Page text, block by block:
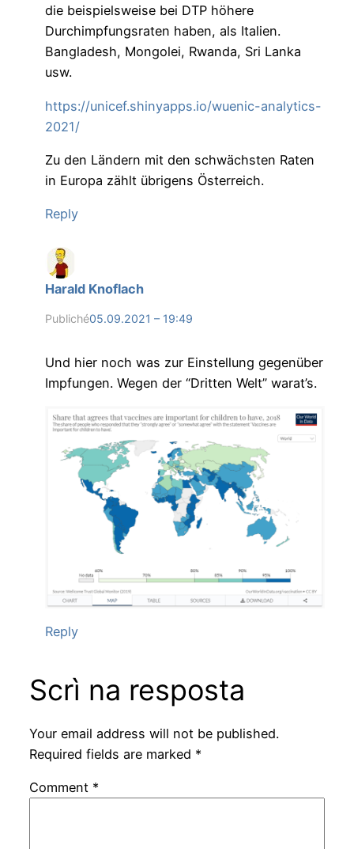
die beispielsweise bei DTP höhere
Durchimpfungsraten haben, als Italien.
Bangladesh, Mongolei, Rwanda, Sri Lanka
usw.
https://unicef.shinyapps.io/wuenic-analytics-
2021/
Zu den Ländern mit den schwächsten Raten
in Europa zählt übrigens Österreich.
Reply
Harald Knoflach
Publiché05.09.2021 – 19:49
Und hier noch was zur Einstellung gegenüber
Impfungen. Wegen der “Dritten Welt” warat’s.
Reply
Scrì na resposta
Your email address will not be published.
Required fields are marked *
Comment *